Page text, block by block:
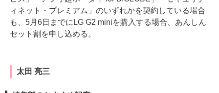
ィネット・プレミアム」のいずれかを契約している場合
も、5月6日までにLG G2 miniを購入する場合、あんしん
セット割を申し込める。
太田 亮三